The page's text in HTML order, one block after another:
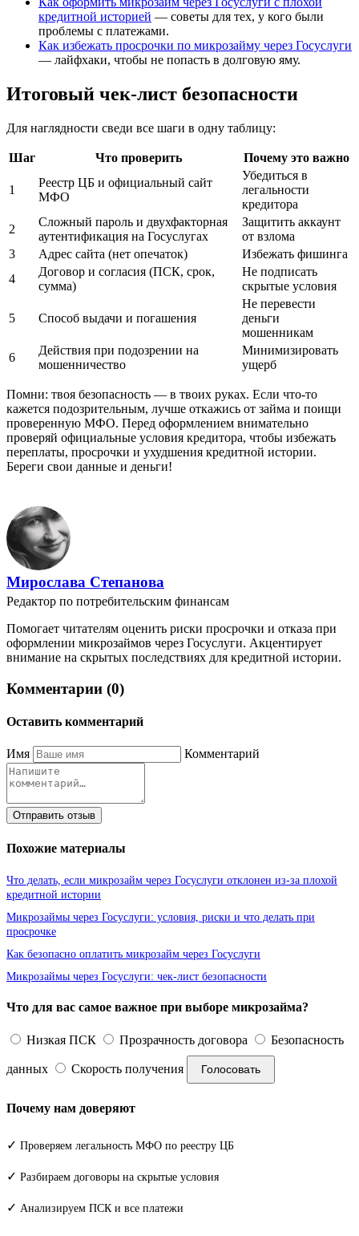
кредитной историей — советы для тех, у кого были
проблемы с платежами.
Как избежать просрочки по микрозайму через Госуслуги
— лайфхаки, чтобы не попасть в долговую яму.
Итоговый чек-лист безопасности
Для наглядности сведи все шаги в одну таблицу:
Шаг Что проверить Почему это важно
1
Реестр ЦБ и официальный сайт
МФО
Убедиться в
легальности
кредитора
2
Сложный пароль и двухфакторная
аутентификация на Госуслугах
Защитить аккаунт
от взлома
3
Адрес сайта (нет опечаток)
Избежать фишинга
4
Договор и согласия (ПСК, срок,
сумма)
Не подписать
скрытые условия
5 Способ выдачи и погашения
Не перевести
деньги
мошенникам
6
Действия при подозрении на
мошенничество
Минимизировать
ущерб
Помни: твоя безопасность — в твоих руках. Если что-то
кажется подозрительным, лучше откажись от займа и поищи
проверенную МФО. Перед оформлением внимательно
проверяй официальные условия кредитора, чтобы избежать
переплаты, просрочки и ухудшения кредитной истории.
Береги свои данные и деньги!
Мирослава Степанова
Редактор по потребительским финансам
Помогает читателям оценить риски просрочки и отказа при
оформлении микрозаймов через Госуслуги. Акцентирует
внимание на скрытых последствиях для кредитной истории.
Комментарии (0)
Оставить комментарий
Имя Комментарий
Отправить отзыв
Похожие материалы
Что делать, если микрозайм через Госуслуги отклонен из-за плохой
кредитной истории
Микрозаймы через Госуслуги: условия, риски и что делать при
просрочке
Как безопасно оплатить микрозайм через Госуслуги
Микрозаймы через Госуслуги: чек-лист безопасности
Что для вас самое важное при выборе микрозайма?
Низкая ПСК Прозрачность договора Безопасность
данных Скорость получения Голосовать
Почему нам доверяют
✓ Проверяем легальность МФО по реестру ЦБ
✓ Разбираем договоры на скрытые условия
✓ Анализируем ПСК и все платежи